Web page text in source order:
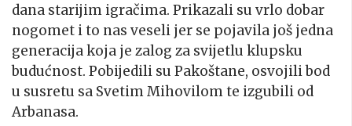
dana starijim igračima. Prikazali su vrlo dobar
nogomet i to nas veseli jer se pojavila još jedna
generacija koja je zalog za svijetlu klupsku
budućnost. Pobijedili su Pakoštane, osvojili bod
u susretu sa Svetim Mihovilom te izgubili od
Arbanasa.